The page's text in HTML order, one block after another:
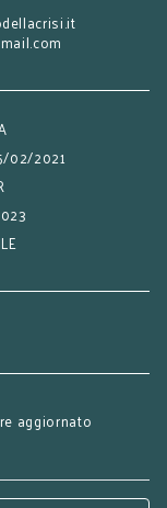
02/2021
aggiornato